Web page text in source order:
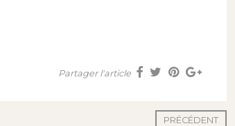
Partager l'article
PRÉCÉDENT